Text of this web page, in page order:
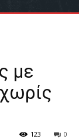
με
0
123